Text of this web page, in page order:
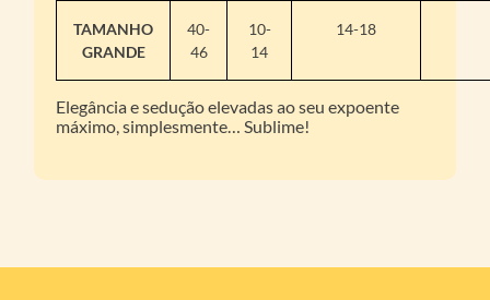
TAMANHO
GRANDE
40-
46
10-
14
14-18
Elegância e sedução elevadas ao seu expoente
máximo, simplesmente… Sublime!